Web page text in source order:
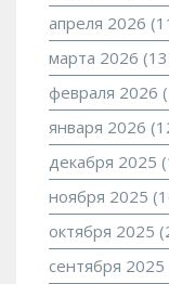
апреля 2026
марта 2026
февраля 2026
января 2026
декабря 2025
ноября 2025
октября 2025
сентября 2025